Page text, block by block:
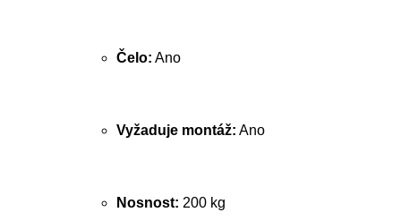
Čelo: Ano
Vyžaduje montáž: Ano
Nosnost: 200 kg